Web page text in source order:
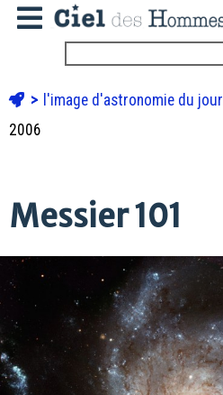
l'image d'astronomie du jour
2006
Messier 101